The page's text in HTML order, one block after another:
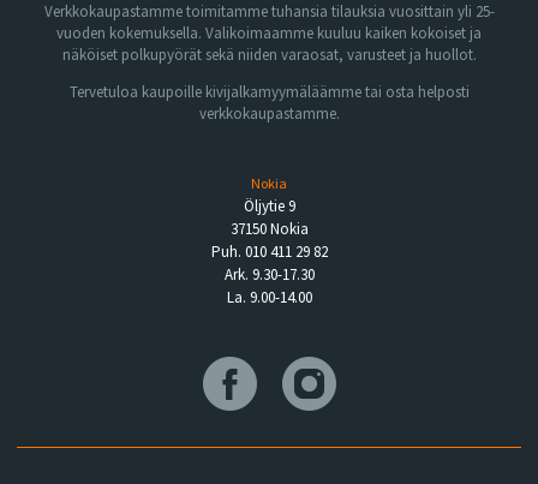
Verkkokaupastamme toimitamme tuhansia tilauksia vuosittain yli 25-
vuoden kokemuksella. Valikoimaamme kuuluu kaiken kokoiset ja
näköiset polkupyörät sekä niiden varaosat, varusteet ja huollot.
Tervetuloa kaupoille kivijalkamyymäläämme tai osta helposti
verkkokaupastamme.
Nokia
Öljytie 9
37150 Nokia
Puh. 010 411 29 82
Ark. 9.30-17.30
La. 9.00-14.00